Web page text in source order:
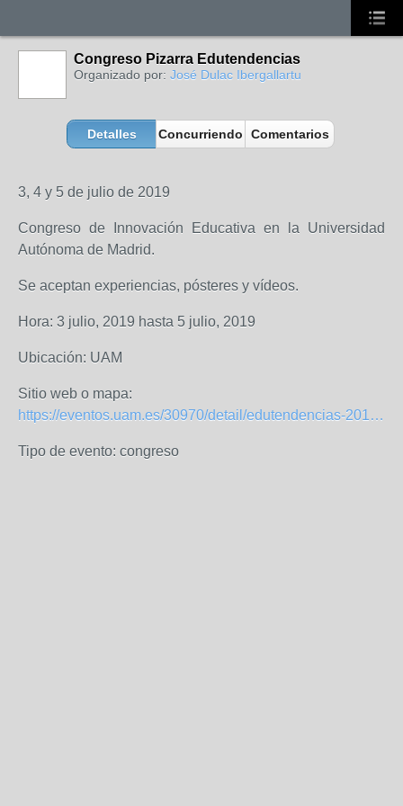
Congreso Pizarra Edutendencias
Organizado por: José Dulac Ibergallartu
Detalles Concurriendo Comentarios
3, 4 y 5 de julio de 2019
Congreso de Innovación Educativa en la Universidad
Autónoma de Madrid.
Se aceptan experiencias, pósteres y vídeos.
Hora: 3 julio, 2019 hasta 5 julio, 2019
Ubicación: UAM
Sitio web o mapa:
https://eventos.uam.es/30970/detail/edutendencias-2019-innovacion-educativa-pizarra-digital.html
Tipo de evento: congreso